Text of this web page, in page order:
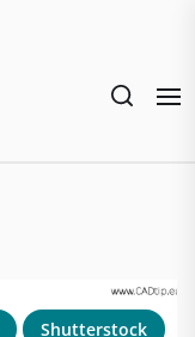
Shutterstock